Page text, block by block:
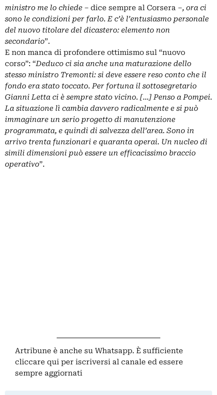
ministro me lo chiede – dice sempre al Corsera –, ora ci
sono le condizioni per farlo. E c’è l’entusiasmo personale
del nuovo titolare del dicastero: elemento non
secondario”.
E non manca di profondere ottimismo sul “nuovo
corso”: “Deduco ci sia anche una maturazione dello
stesso ministro Tremonti: si deve essere reso conto che il
fondo era stato toccato. Per fortuna il sottosegretario
Gianni Letta ci è sempre stato vicino. […] Penso a Pompei.
La situazione lì cambia davvero radicalmente e si può
immaginare un serio progetto di manutenzione
programmata, e quindi di salvezza dell’area. Sono in
arrivo trenta funzionari e quaranta operai. Un nucleo di
simili dimensioni può essere un efficacissimo braccio
operativo”.
Artribune è anche su Whatsapp. È sufficiente
cliccare qui per iscriversi al canale ed essere
sempre aggiornati